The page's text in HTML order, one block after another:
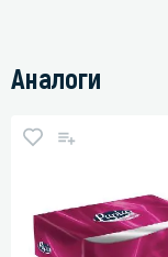
Аналоги